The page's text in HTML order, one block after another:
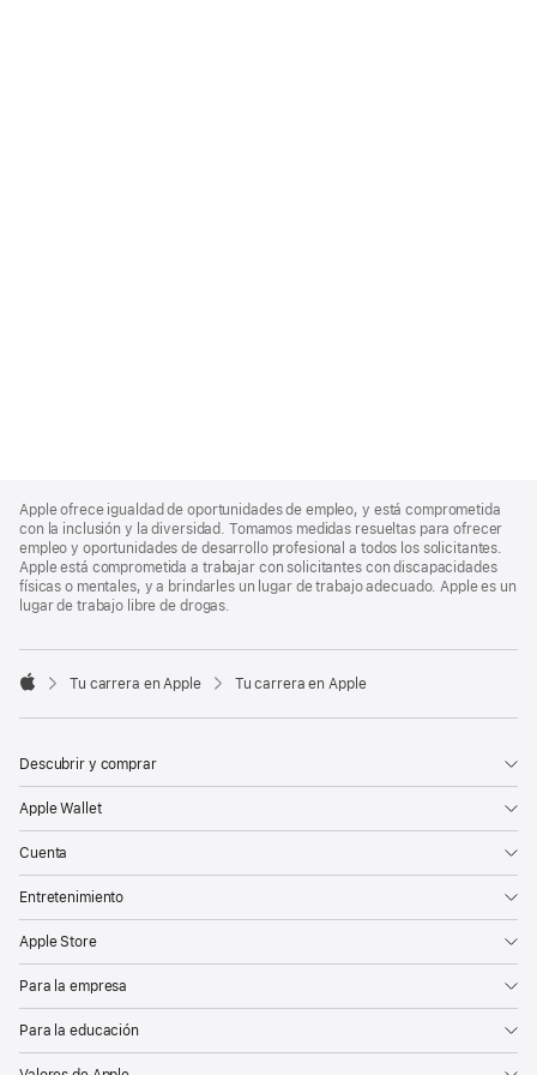
Footer
Apple ofrece igualdad de oportunidades de empleo, y está comprometida
con la inclusión y la diversidad. Tomamos medidas resueltas para ofrecer
empleo y oportunidades de desarrollo profesional a todos los solicitantes.
Apple está comprometida a trabajar con solicitantes con discapacidades
físicas o mentales, y a brindarles un lugar de trabajo adecuado. Apple es un
lugar de trabajo libre de drogas.

Tu carrera en Apple Tu carrera en Apple
Descubrir y comprar
Apple Wallet
Cuenta
Entretenimiento
Apple Store
Para la empresa
Para la educación